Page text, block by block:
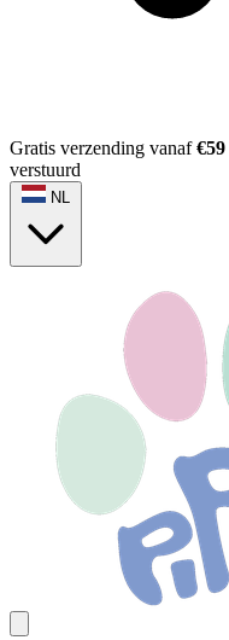
Gratis verzending vanaf€59
verstuurd
NL